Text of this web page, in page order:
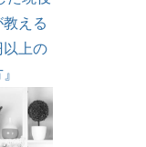
える
以上の